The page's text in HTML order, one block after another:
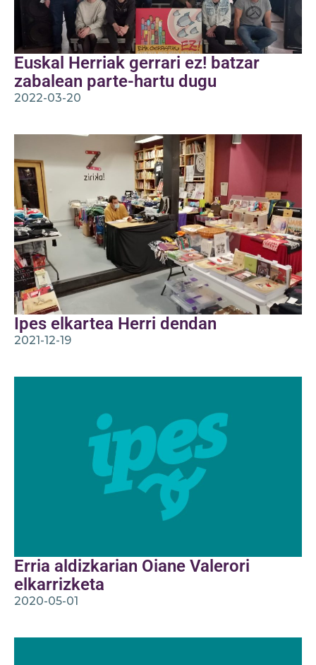
Euskal Herriak gerrari ez! batzar
zabalean parte-hartu dugu
2022-03-20
Ipes elkartea Herri dendan
2021-12-19
Erria aldizkarian Oiane Valerori
elkarrizketa
2020-05-01